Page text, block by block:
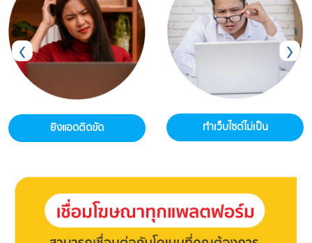
ทำเว็บไซต์ไม่เป็น ไม่อยากจ้างแอดมิน
‹ ›